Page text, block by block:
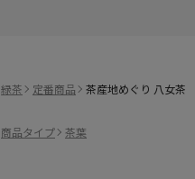
緑茶 定番商品 茶産地めぐり 八女茶
商品タイプ
茶葉